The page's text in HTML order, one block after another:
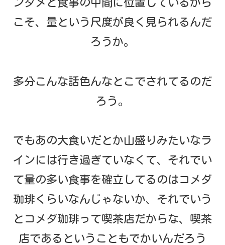
ンタメと食事の中間に位置しているから
こそ、量という尺度が良く見られるんだ
ろうか。
多分こんな話色んなとこでされてるのだ
ろう。
でもあの大食いだとか山盛りみたいなラ
インには行き過ぎていなくて、それでい
て量の多い食事を確立してるのはコメダ
珈琲くらいなんじゃないか、それでいう
とコメダ珈琲って喫茶店だからな、喫茶
店であるということもでかいんだろう